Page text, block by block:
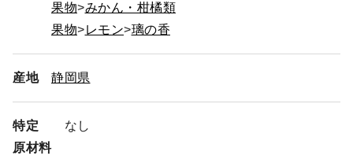
果物
みかん・柑橘類
果物
レモン 璃の香
産地 静岡県
特定
原材料
なし